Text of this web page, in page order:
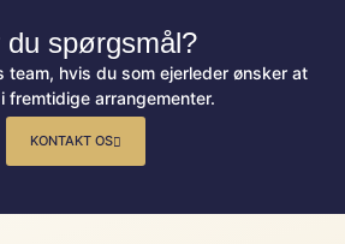
du spørgsmål?
team, hvis du som ejerleder ønsker at
fremtidige arrangementer.
KONTAKT OS